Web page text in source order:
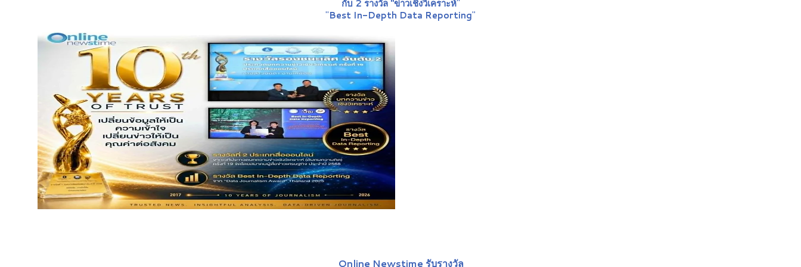
กับ 2 รางวัล "ข่าวเชิงวิเคราะห์"
"Best In-Depth Data Reporting"
Online Newstime รับรางวัล